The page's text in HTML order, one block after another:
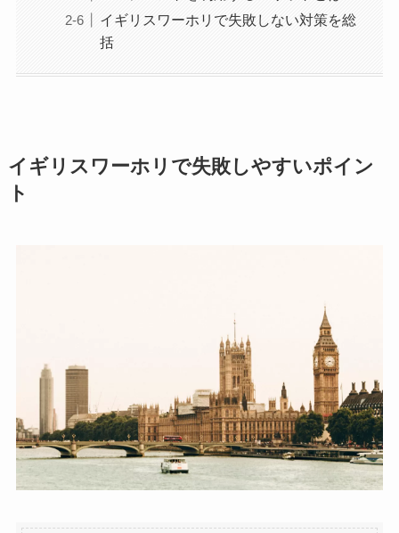
イギリスワーホリで失敗しない対策を総
括
イギリスワーホリで失敗しやすいポイン
ト